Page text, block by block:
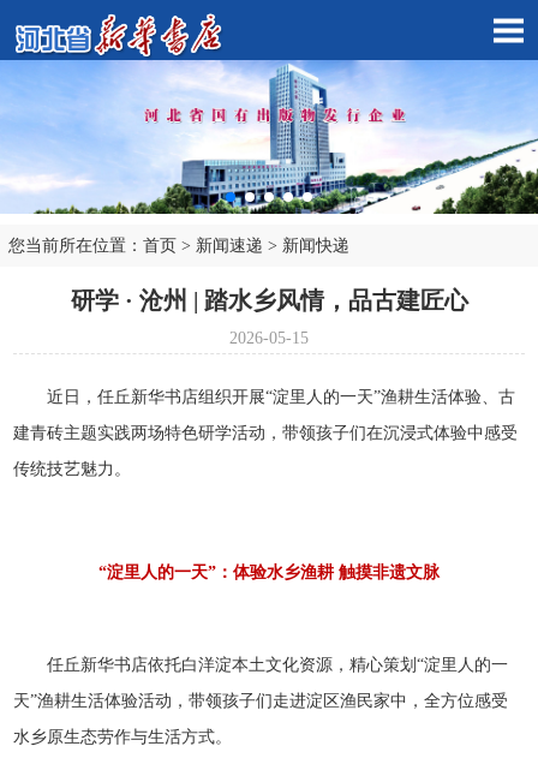
您当前所在位置： 首页 > 新闻速递 > 新闻快递
研学 · 沧州 | 踏水乡风情，品古建匠心
2026-05-15
近日，任丘新华书店组织开展“淀里人的一天”渔耕生活体验、古
建青砖主题实践两场特色研学活动，带领孩子们在沉浸式体验中感受
传统技艺魅力。
“淀里人的一天”：体验水乡渔耕 触摸非遗文脉
任丘新华书店依托白洋淀本土文化资源，精心策划“淀里人的一
天”渔耕生活体验活动，带领孩子们走进淀区渔民家中，全方位感受
水乡原生态劳作与生活方式。